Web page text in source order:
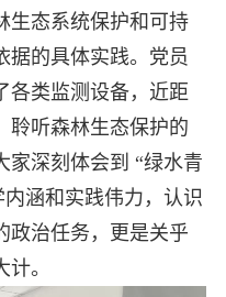
生态系统保护和可持
据的具体实践。党员
各类监测设备，近距
聆听森林生态保护的
家深刻体会到 “绿水青
涵和实践伟力，认识
政治任务，更是关乎
。​